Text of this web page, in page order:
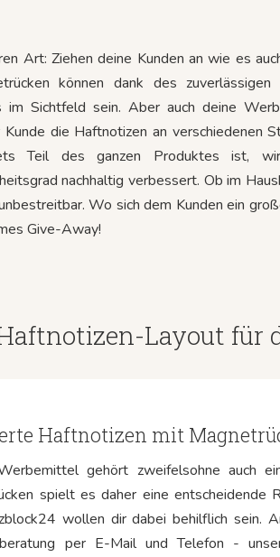
Art: Ziehen deine Kunden an wie es
können dank des
Sichtfeld sein. Aber auch deine
die Haftnotizen an verschiedenen
Teil des ganzen Produktes ist,
nachhaltig verbessert. Ob im
Wo sich dem Kunden ein
Give-Away!
Layout für
Haftnotizen mit
gehört zweifelsohne auch
spielt es daher eine entscheidende
wollen dir dabei behilflich sein.
per E-Mail und Telefon -